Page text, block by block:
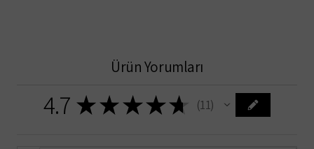
Ürün Yorumları
4.7 ★ ★★★★ 11
11